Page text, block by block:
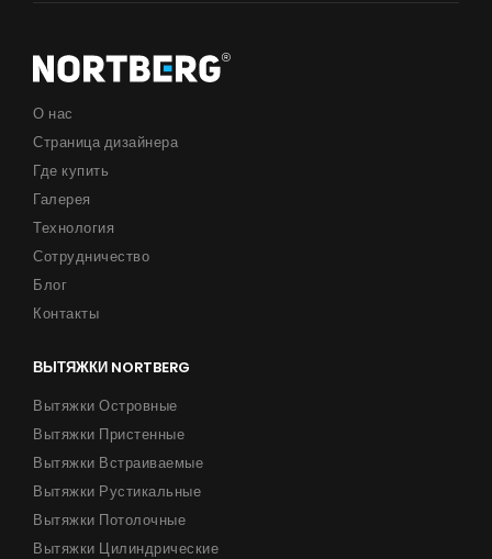
Сотрудничество
Контакты
Сервис
Инструкции
О нас
Страница дизайнера
Где купить
Галерея
Технология
Сотрудничество
Блог
Контакты
ВЫТЯЖКИ NORTBERG
Вытяжки Островные
Вытяжки Пристенные
Вытяжки Встраиваемые
Вытяжки Рустикальные
Вытяжки Потолочные
Вытяжки Цилиндрические